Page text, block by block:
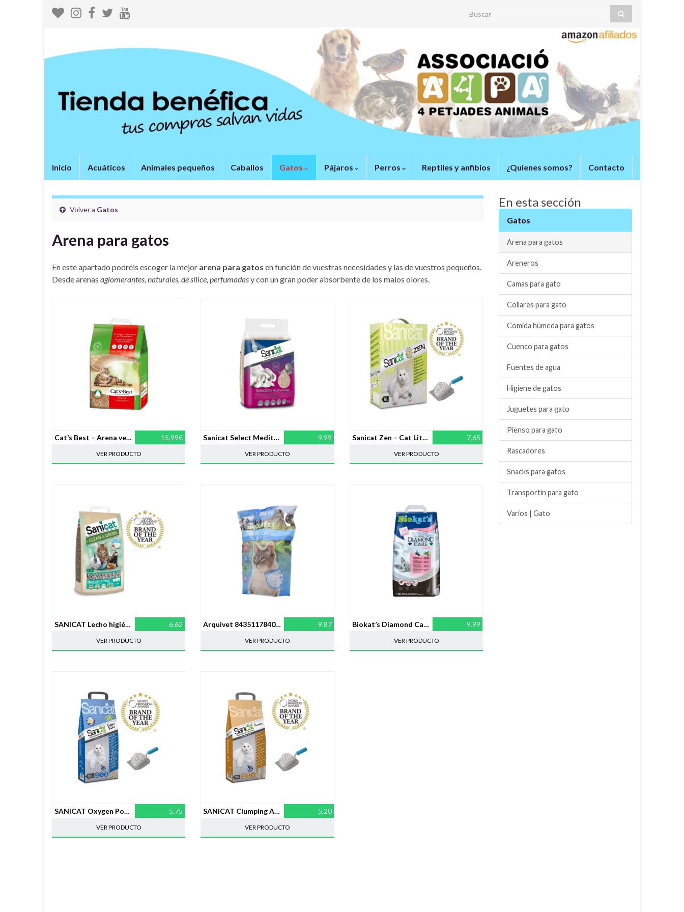
Search for:
Inicio Acuáticos Animales pequeños Caballos Gatos Pájaros Perros Reptiles y anfibios ¿Quienes somos? Contacto
Volver a Gatos
Arena para gatos
En este apartado podréis escoger la mejor arena para gatos en función de vuestras necesidades y las de vuestros pequeños.
Desde arenas aglomerantes, naturales, de sílice, perfumadasy con un gran poder absorbente de los malos olores.
Cat’s Best – Arena vegetal aglomerante – 8,6kg 15,99€
VER PRODUCTO
Sanicat Select Mediterranea Arena de Gatos Ultra Aglomerante – 15L 9.99
VER PRODUCTO
Sanicat Zen – Cat Litter, 6 Litros 7,65
VER PRODUCTO
SANICAT Lecho higiénico Clean & Green Celulosa – 10L 6.62
VER PRODUCTO
Arquivet 8435117840027 – Silicacrystal 7,6 l 9.87
VER PRODUCTO
Biokat’s Diamond Care Fresh, arena para gatos con fragancia 9.99
VER PRODUCTO
SANICAT Oxygen Power, Arena de Gatos Absorbente – 10L 5.75
VER PRODUCTO
SANICAT Clumping Arena Aglomerante Gatos – 10L 5,20
VER PRODUCTO
En esta sección
Gatos
Arena para gatos
Areneros
Camas para gato
Collares para gato
Comida húmeda para gatos
Cuenco para gatos
Fuentes de agua
Higiene de gatos
Juguetes para gato
Pienso para gato
Rascadores
Snacks para gatos
Transportín para gato
Varios | Gato